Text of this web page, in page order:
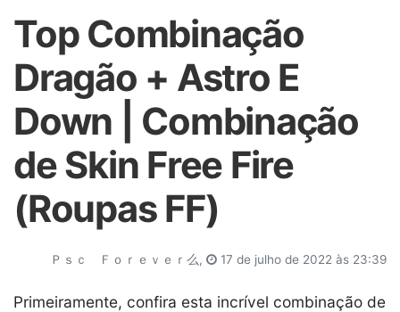
Top Combinação
Dragão + Astro E
Down | Combinação
de Skin Free Fire
(Roupas FF)
ＰｓｃᅠＦｏｒｅｖｅｒ么, 17 de julho de 2022 às 23:39
Primeiramente, confira esta incrível combinação de